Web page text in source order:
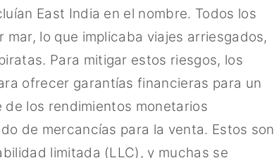
East India en el nombre. Todos los
lo que implicaba viajes arriesgados,
Para mitigar estos riesgos, los
ofrecer garantías financieras para un
los rendimientos monetarios
de mercancías para la venta. Estos son
limitada (LLC), y muchas se